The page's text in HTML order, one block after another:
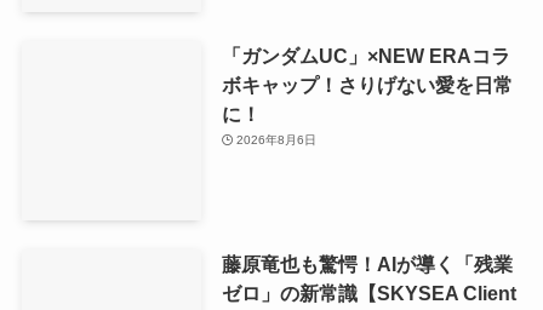
「ガンダムUC」×NEW ERAコラ
ボキャップ！さりげない愛を日常
に！
2026年8月6日
藤原竜也も驚愕！AIが導く「残業
ゼロ」の新常識【SKYSEA Client